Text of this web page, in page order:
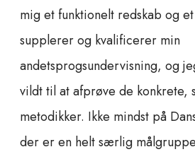
mig et funktionelt redskab og
supplerer og kvalificerer min
andetsprogsundervisning, og
vildt til at afprøve de konkrete,
metodikker. Ikke mindst på
der er en helt særlig